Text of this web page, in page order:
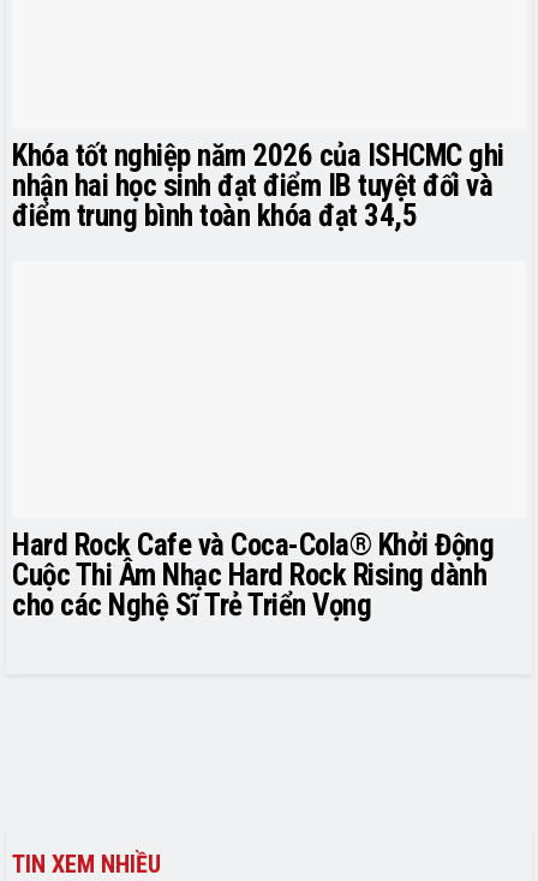
Khóa tốt nghiệp năm 2026 của ISHCMC ghi
nhận hai học sinh đạt điểm IB tuyệt đối và
điểm trung bình toàn khóa đạt 34,5
Hard Rock Cafe và Coca-Cola® Khởi Động
Cuộc Thi Âm Nhạc Hard Rock Rising dành
cho các Nghệ Sĩ Trẻ Triển Vọng
TIN XEM NHIỀU